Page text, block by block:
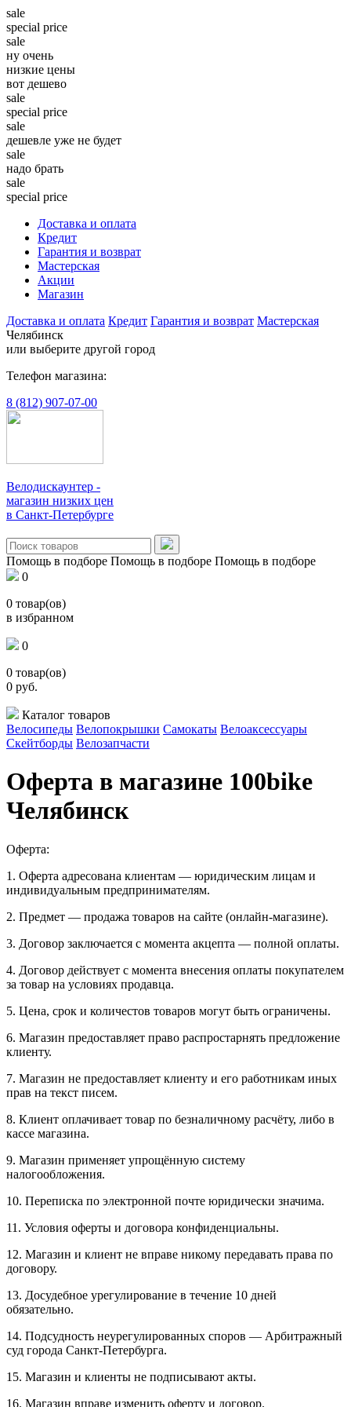
sale
special price
sale
ну очень
низкие цены
вот дешево
sale
special price
sale
дешевле уже не будет
sale
надо брать
sale
special price
Доставка и оплата
Кредит
Гарантия и возврат
Мастерская
Акции
Магазин
Доставка и оплата Кредит Гарантия и возврат Мастерская
Челябинск
или выберите другой город
Телефон магазина:
8 (812) 907-07-00
Велодискаунтер -
магазин низких цен
в Санкт-Петербурге
Помощь в подборе Помощь в подборе Помощь в подборе
0
0 товар(ов)
в избранном
0
0 товар(ов)
0 руб.
Каталог товаров
Велосипеды Велопокрышки Самокаты Велоаксессуары
Скейтборды Велозапчасти
Оферта в магазине 100bike
Челябинск
Оферта:
1. Оферта адресована клиентам — юридическим лицам и
индивидуальным предпринимателям.
2. Предмет — продажа товаров на сайте (онлайн-магазине).
3. Договор заключается с момента акцепта — полной оплаты.
4. Договор действует с момента внесения оплаты покупателем
за товар на условиях продавца.
5. Цена, срок и количестов товаров могут быть ограничены.
6. Магазин предоставляет право распростарнять предложение
клиенту.
7. Магазин не предоставляет клиенту и его работникам иных
прав на текст писем.
8. Клиент оплачивает товар по безналичному расчёту, либо в
кассе магазина.
9. Магазин применяет упрощённую систему
налогообложения.
10. Переписка по электронной почте юридически значима.
11. Условия оферты и договора конфиденциальны.
12. Магазин и клиент не вправе никому передавать права по
договору.
13. Досудебное урегулирование в течение 10 дней
обязательно.
14. Подсудность неурегулированных споров — Арбитражный
суд города Санкт-Петербурга.
15. Магазин и клиенты не подписывают акты.
16. Магазин вправе изменить оферту и договор.